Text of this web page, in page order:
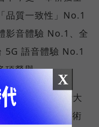
品質一致性」No.1
影音體驗 No.1、全
5G 語音體驗 No.1
項榮譽。
暢，更代表台灣大
台建設與 5G 技術
X